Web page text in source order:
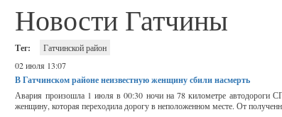
Новости Гатчины
Тег:
Гатчинской район
02 июля 13:07
В Гатчинском районе неизвестную женщину сбили насмерть
Авария произошла 1 июля в 00:30 ночи на 78 километре автодороги
женщину, которая переходила дорогу в неположенном месте. От